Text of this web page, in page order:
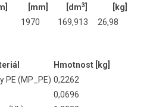
[mm]
[dm3
[kg]
1970 169,913 26,98
Hmotnost [kg]
PE (MP_PE) 0,2262
0,0696